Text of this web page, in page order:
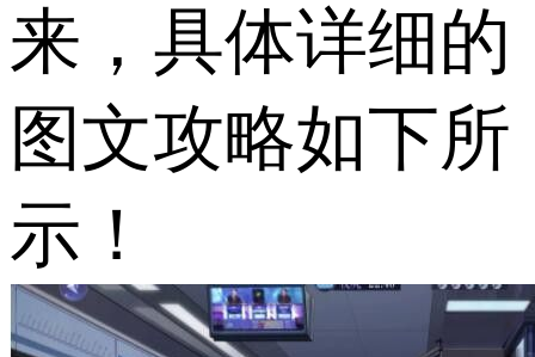
来，具体详细的
图文攻略如下所
示！